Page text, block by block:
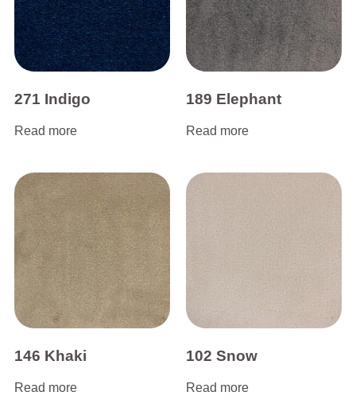
271 Indigo
Read more
189 Elephant
Read more
146 Khaki
Read more
102 Snow
Read more